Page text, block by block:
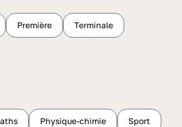
Première Terminale
Physique-chimie Sport